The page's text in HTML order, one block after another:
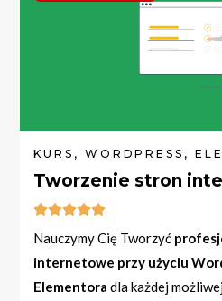
KURS, WORDPRESS,
Tworzenie stron

Nauczymy Cię Tworzyć
internetowe przy użyciu
Elementoradla każdej